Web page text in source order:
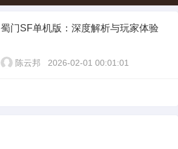
蜀门SF单机版：深度解析与玩家体验
陈云邦 2026-02-01 00:01:01